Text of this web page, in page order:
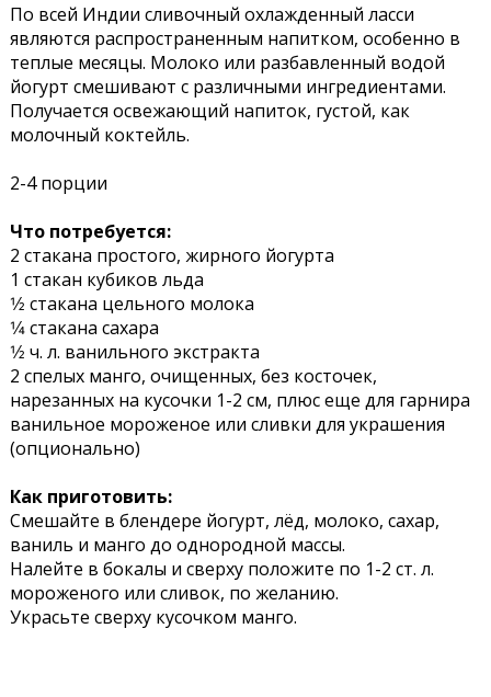
По всей Индии сливочный охлажденный ласси
являются распространенным напитком, особенно в
теплые месяцы. Молоко или разбавленный водой
йогурт смешивают с различными ингредиентами.
Получается освежающий напиток, густой, как
молочный коктейль.
2-4 порции
Что потребуется:
2 стакана простого, жирного йогурта
1 стакан кубиков льда
1⁄2 стакана цельного молока
1⁄4 стакана сахара
1⁄2 ч. л. ванильного экстракта
2 спелых манго, очищенных, без косточек,
нарезанных на кусочки 1-2 см, плюс еще для гарнира
ванильное мороженое или сливки для украшения
(опционально)
Как приготовить:
Смешайте в блендере йогурт, лёд, молоко, сахар,
ваниль и манго до однородной массы.
Налейте в бокалы и сверху положите по 1-2 ст. л.
мороженого или сливок, по желанию.
Украсьте сверху кусочком манго.